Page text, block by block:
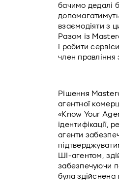
бачимо дедалі
взаємодіяти з
Разом із
і робити
член правління
Рішення
агентної
«Know Your
ідентифікації,
агенти
ШІ-агентом,
забезпечуючи
була здійснена